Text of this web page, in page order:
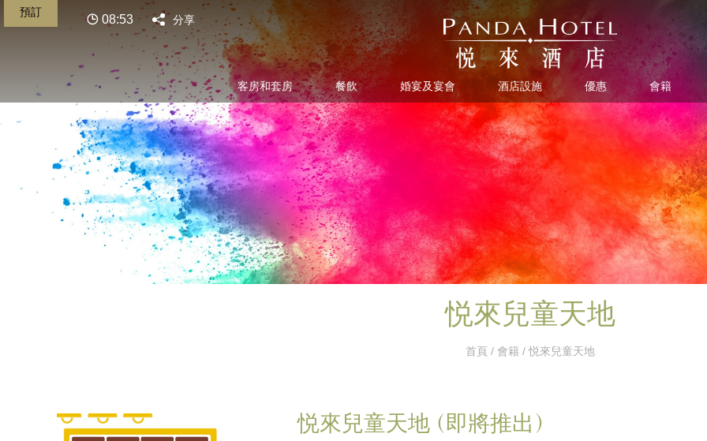
預訂
08:53 分享
客房和套房 餐飲 婚宴及宴會 酒店設施 優惠 會籍
悦來兒童天地
首頁 / 會籍 / 悦來兒童天地
悦來兒童天地 (即將推出)